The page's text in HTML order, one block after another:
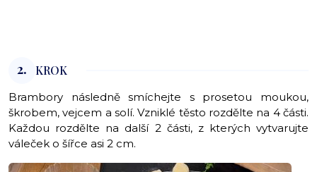
2. KROK
Brambory následně smíchejte s prosetou moukou,
škrobem, vejcem a solí. Vzniklé těsto rozdělte na 4 části.
Každou rozdělte na další 2 části, z kterých vytvarujte
váleček o šířce asi 2 cm.